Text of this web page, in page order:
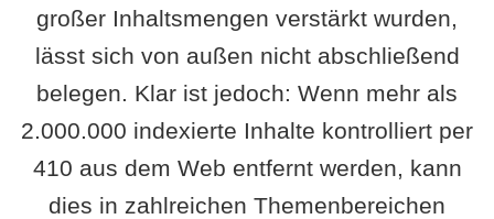
großer Inhaltsmengen verstärkt wurden,
lässt sich von außen nicht abschließend
belegen. Klar ist jedoch: Wenn mehr als
2.000.000 indexierte Inhalte kontrolliert per
410 aus dem Web entfernt werden, kann
dies in zahlreichen Themenbereichen